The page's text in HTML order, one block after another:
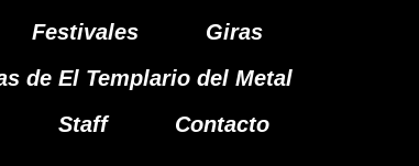
Festivales
Giras
de El Templario del Metal
Staff
Contacto